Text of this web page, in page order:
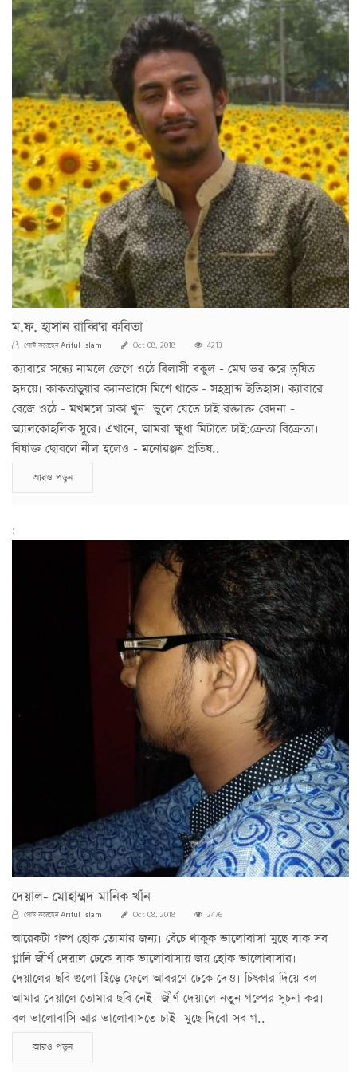
ম.ফ. হাসান রাব্বি'র কবিতা
পোস্ট করেছেনAriful Islam Oct 08, 2018 4213
ক্যাবারে সন্ধ্যে নামলে জেগে ওঠে বিলাসী বকুল - মেঘ ভর করে তৃষিত
হৃদয়ে। কাকতাড়ুয়ার ক্যানভাসে মিশে থাকে - সহস্রাব্দ ইতিহাস। ক্যাবারে
বেজে ওঠে - মখমলে ঢাকা খুন। ভুলে যেতে চাই রক্তাক্ত বেদনা -
অ্যালকোহলিক সুরে। এখানে, আমরা ক্ষুধা মিটাতে চাই:ক্রেতা বিক্রেতা।
বিষাক্ত ছোবলে নীল হলেও - মনোরঞ্জন প্রতিষ..
আরও পড়ুন
;
দেয়াল- মোহাম্মদ মানিক খাঁন
পোস্ট করেছেনAriful Islam Oct 08, 2018 2476
আরেকটা গল্প হোক তোমার জন্য। বেঁচে থাকুক ভালোবাসা মুছে যাক সব
গ্লানি জীর্ণ দেয়াল ঢেকে যাক ভালোবাসায় জয় হোক ভালোবাসার।
দেয়ালের ছবি গুলো ছিঁড়ে ফেলে আবরণে ঢেকে দেও। চিৎকার দিয়ে বল
আমার দেয়ালে তোমার ছবি নেই। জীর্ণ দেয়ালে নতুন গল্পের সূচনা কর।
বল ভালোবাসি আর ভালোবাসতে চাই। মুছে দিবো সব গ..
আরও পড়ুন